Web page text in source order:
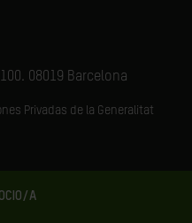
A
08019 Barcelona
Privadas de la Generalitat
EL FUTURO